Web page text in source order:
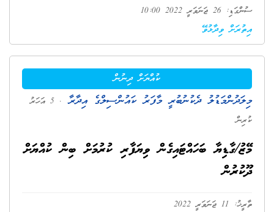
ސުންގަޑި: 26 ޖަނަވަރީ 2022 10:00
އިތުރަށް ވިދާޅުވޭ
ކުއްޔަށް ދިނުން
މިލަދުންމަޑުލު ދެކުނުބުރީ މާފަރު ކައުންސިލްގެ އިދާރާ
. 5 އަހަރު
ކުރިން
މޭޒު/ގާޑިޔާ ބަހައްޓައިގެން ވިޔަފާރި ކުރުމަށް ބިން ކުއްޔަށް
ދޫކުރުން
ތާރީޚު: 11 ޖަނަވަރީ 2022